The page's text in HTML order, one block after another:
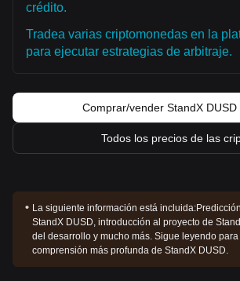
crédito.
Tradea varias criptomonedas en la
para ejecutar estrategias de arbitraje.
Comprar/vender StandX DUSD
Todos los precios de las
La siguiente información está incluida:
StandX DUSD, introducción al proyecto de
del desarrollo y mucho más. Sigue leyendo
comprensión más profunda de StandX DUSD.